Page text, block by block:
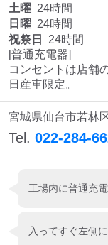
土曜 24時間
日曜 24時間
祝祭日
24時間
[普通充電器]
コンセントは店舗
日産車限定。
宮城県仙台市若林
Tel. 022-284-
入ってすぐ左側に